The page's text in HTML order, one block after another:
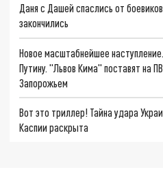
Даня с Дашей спаслись от
закончились
Новое масштабнейшее
Путину. "Львов Кима" поставят на
Запорожьем
Вот это триллер! Тайна удара
Каспии раскрыта